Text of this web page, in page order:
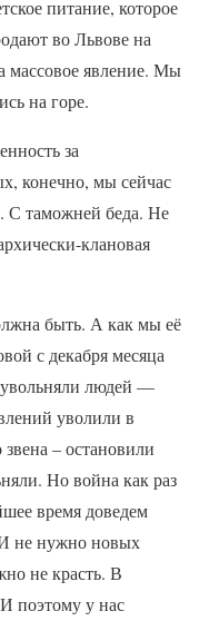
питание, которое
во Львове на
массовое явление. Мы
на горе.
за
конечно, мы сейчас
С таможней беда. Не
клановая
быть. А как мы её
с декабря месяца
людей —
уволили в
– остановили
Но война как раз
время доведем
И не нужно новых
не красть. В
поэтому у нас